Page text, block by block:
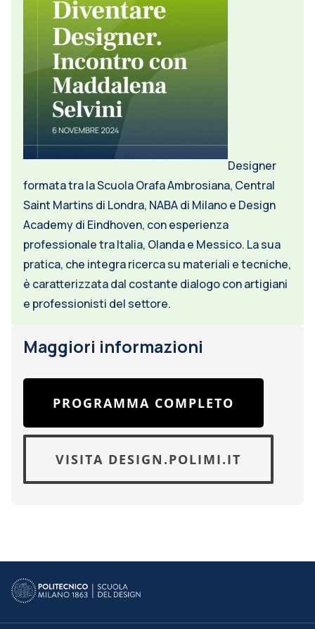
Designer
formata tra la Scuola Orafa Ambrosiana, Central
Saint Martins di Londra, NABA di Milano e Design
Academy di Eindhoven, con esperienza
professionale tra Italia, Olanda e Messico. La sua
pratica, che integra ricerca su materiali e tecniche,
è caratterizzata dal costante dialogo con artigiani
e professionisti del settore.
Maggiori informazioni
PROGRAMMA COMPLETO
VISITA DESIGN.POLIMI.IT